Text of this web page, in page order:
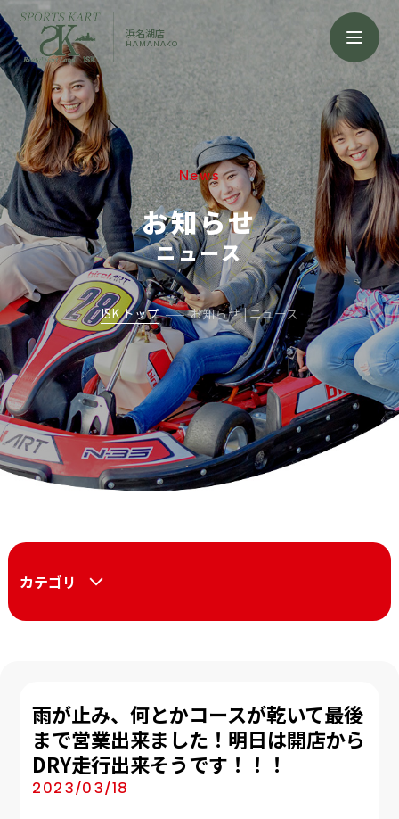
浜名湖店
HAMANAKO
News
お知らせ
ニュース
ISK トップ お知らせ | ニュース
カテゴリ
雨が止み、何とかコースが乾いて最後
まで営業出来ました！明日は開店から
DRY走行出来そうです！！！
2023/03/18